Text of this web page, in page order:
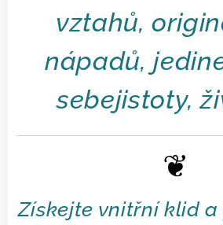
vztahů,
nápadů,
sebejistoty,
❦
Získejte vnitřní klid